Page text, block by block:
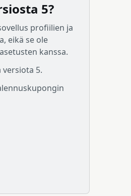
5?
profiilien ja
eikä se ole
kanssa.
5.